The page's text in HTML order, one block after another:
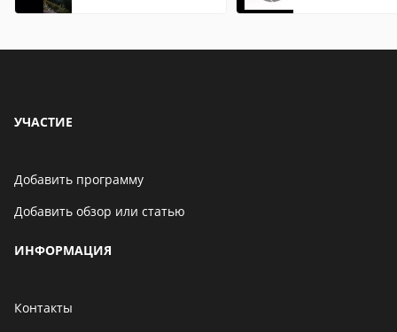
УЧАСТИЕ
Добавить программу
Добавить обзор или статью
ИНФОРМАЦИЯ
Контакты